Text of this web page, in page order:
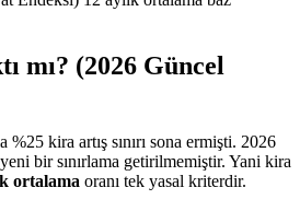
mı? (2026 Güncel
%25 kira artış sınırı sona ermişti. 2026
bir sınırlama getirilmemiştir. Yani kira
ortalama oranı tek yasal kriterdir.